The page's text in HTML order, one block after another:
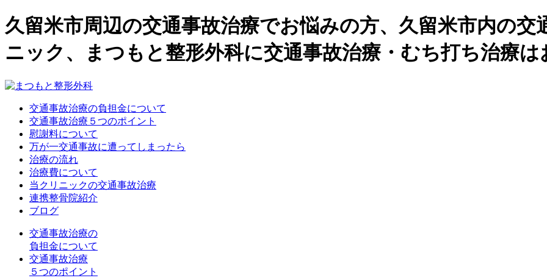
久留米市周辺の交通事故治療でお悩みの方、久留米市内の交
ニック、まつもと整形外科に交通事故治療・むち打ち治療は
交通事故治療の負担金について
交通事故治療５つのポイント
慰謝料について
万が一交通事故に遭ってしまったら
治療の流れ
治療費について
当クリニックの交通事故治療
連携整骨院紹介
ブログ
交通事故治療の
負担金について
交通事故治療
５つのポイント